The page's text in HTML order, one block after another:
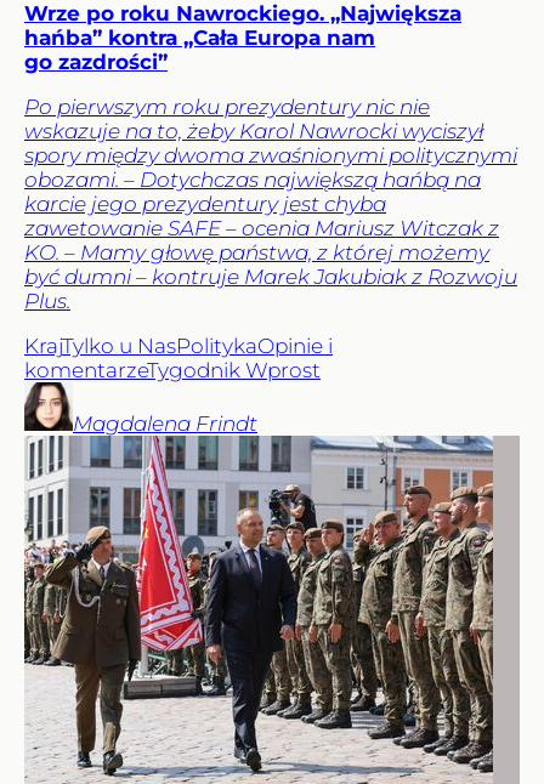
Wrze po roku Nawrockiego. „Największa
hańba” kontra „Cała Europa nam
go zazdrości”
Po pierwszym roku prezydentury nic nie
wskazuje na to, żeby Karol Nawrocki wyciszył
spory między dwoma zwaśnionymi politycznymi
obozami. – Dotychczas największą hańbą na
karcie jego prezydentury jest chyba
zawetowanie SAFE – ocenia Mariusz Witczak z
KO. – Mamy głowę państwa, z której możemy
być dumni – kontruje Marek Jakubiak z Rozwoju
Plus.
KrajTylko u NasPolitykaOpinie i
komentarzeTygodnik Wprost
Magdalena Frindt